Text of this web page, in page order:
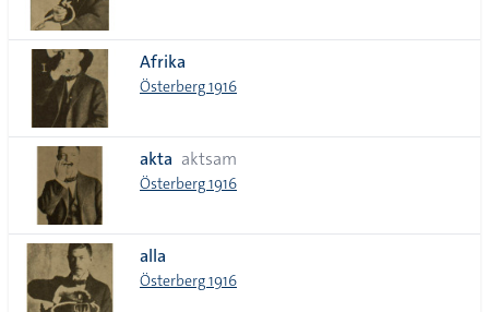
Afrika
Österberg 1916
akta aktsam
Österberg 1916
alla
Österberg 1916